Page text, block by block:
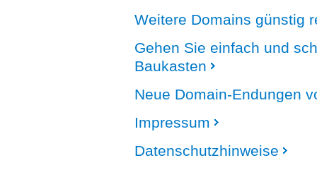
Weitere Domains günstig
Gehen Sie einfach und
Baukasten
Neue Domain-Endungen
Impressum
Datenschutzhinweise